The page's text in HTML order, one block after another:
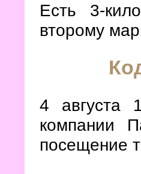
Есть 3-
второму
4 августа
компании
посещение